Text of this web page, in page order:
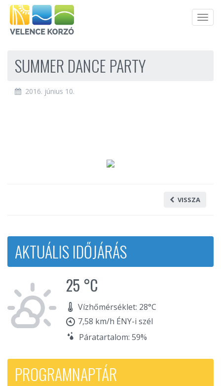
SUMMER DANCE PARTY
2016. június 10.
VISSZA
AKTUÁLIS IDŐJÁRÁS
25 °C
Vízhőmérséklet: 28°C
7,58 km/h ÉNY-i szél
Páratartalom: 59%
PROGRAMNAPTÁR